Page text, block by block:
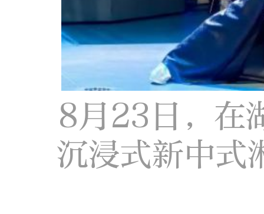
8月23日，在
沉浸式新中式